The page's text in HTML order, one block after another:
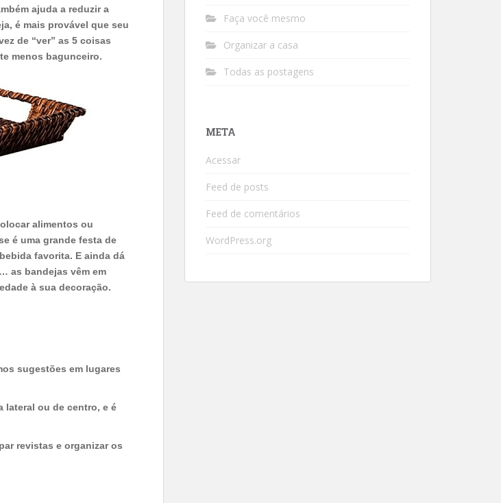
ajuda a reduzir a
é mais provável que seu
de “ver” as 5 coisas
menos bagunceiro.
alimentos ou
é uma grande festa de
favorita. E ainda dá
as bandejas vêm em
à sua decoração.
sugestões em lugares
lateral ou de centro, e é
revistas e organizar os
Faça você mesmo
Organizar a casa
Todas as postagens
META
Acessar
Feed de posts
Feed de comentários
WordPress.org